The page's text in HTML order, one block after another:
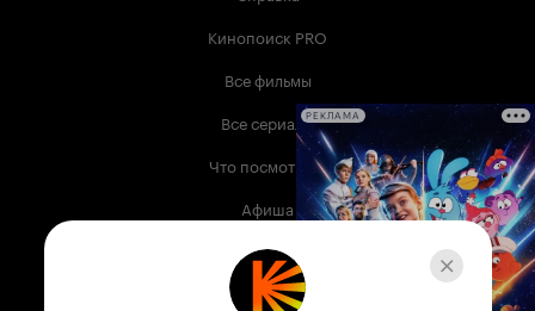
Кинопоиск PRO
Все фильмы
Все сериалы
Что посмотреть
Афиша
Музыка
Телепрограмма
РЕКЛАМА